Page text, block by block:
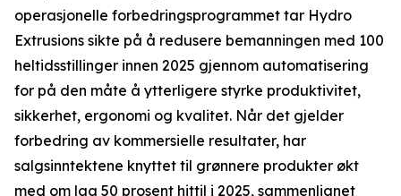
operasjonelle forbedringsprogrammet tar Hydro
Extrusions sikte på å redusere bemanningen med 100
heltidsstillinger innen 2025 gjennom automatisering
for på den måte å ytterligere styrke produktivitet,
sikkerhet, ergonomi og kvalitet. Når det gjelder
forbedring av kommersielle resultater, har
salgsinntektene knyttet til grønnere produkter økt
med om lag 50 prosent hittil i 2025, sammenlignet